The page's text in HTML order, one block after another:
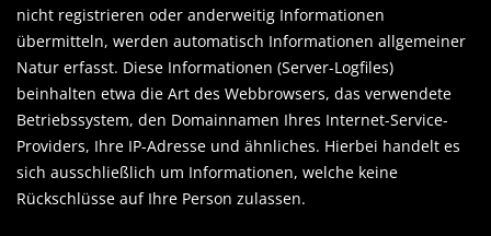
nicht registrieren oder anderweitig Informationen
übermitteln, werden automatisch Informationen allgemeiner
Natur erfasst. Diese Informationen (Server-Logfiles)
beinhalten etwa die Art des Webbrowsers, das verwendete
Betriebssystem, den Domainnamen Ihres Internet-Service-
Providers, Ihre IP-Adresse und ähnliches. Hierbei handelt es
sich ausschließlich um Informationen, welche keine
Rückschlüsse auf Ihre Person zulassen.